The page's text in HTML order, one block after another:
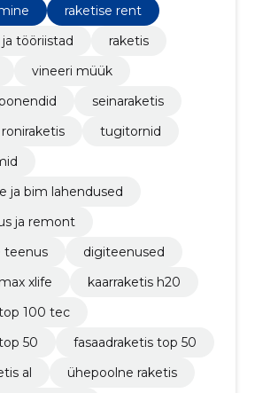
raketise rent
tööriistad
raketis
vineeri müük
seinaraketis
roniraketis
tugitornid
ja bim lahendused
ja remont
teenus
digiteenused
xlife
kaarraketis h20
100 tec
50
fasaadraketis top 50
al
ühepoolne raketis